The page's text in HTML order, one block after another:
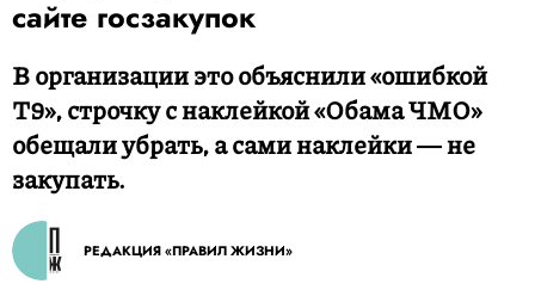
сайте госзакупок
В организации это объяснили «ошибкой
Т9», строчку с наклейкой «Обама ЧМО»
обещали убрать, а сами наклейки ― не
закупать.
РЕДАКЦИЯ «ПРАВИЛ ЖИЗНИ»